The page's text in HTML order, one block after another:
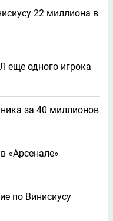
22 миллиона в
еще одного игрока
за 40 миллионов
«Арсенале»
по Винисиусу